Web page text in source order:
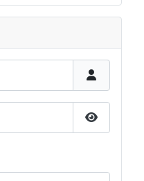
Passwort